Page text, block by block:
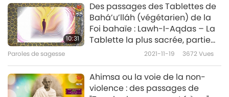
10:31
Des passages des Tablettes de
Bahá’u’lláh (végétarien) de la
Foi bahaïe : Lawh-I-Aqdas – La
Tablette la plus sacrée, partie
Paroles de sagesse 2021-11-19 3672Vues
Ahimsa ou la voie de la non-
violence : des passages de